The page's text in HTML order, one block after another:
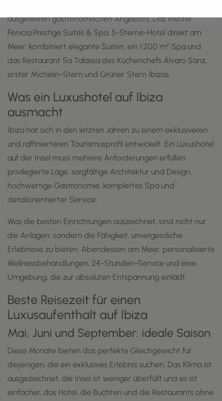
ausgefeilten gastronomischen Angebots. Das Insotel
Fenicia Prestige Suites & Spa, 5-Sterne-Hotel direkt am
Meer, kombiniert elegante Suiten, ein 1.200 m² Spa und
das Restaurant Sa Talassa des Küchenchefs Álvaro Sanz,
erster Michelin-Stern und Grüner Stern Ibizas.
Was ein Luxushotel auf Ibiza
ausmacht
Ibiza hat sich in den letzten Jahren zu einem exklusiveren
und raffinierteren Tourismusprofil entwickelt. Ein Luxushotel
auf der Insel muss mehrere Anforderungen erfüllen:
privilegierte Lage, sorgfältige Architektur und Design,
hochwertige Gastronomie, komplettes Spa und
detailorientierter Service.
Was die besten Einrichtungen auszeichnet, sind nicht nur
die Anlagen, sondern die Fähigkeit, unvergessliche
Erlebnisse zu bieten: Abendessen am Meer, personalisierte
Wellnessbehandlungen, 24-Stunden-Service und eine
Umgebung, die zur absoluten Entspannung einlädt.
Beste Reisezeit für einen
Luxusaufenthalt auf Ibiza
Mai, Juni und September: ideale Saison
Diese Monate bieten das perfekte Gleichgewicht für
diejenigen, die ein exklusives Erlebnis suchen. Das Klima ist
ausgezeichnet, die Insel ist weniger überfüllt und es ist
einfacher, das Hotel, die Buchten und die Restaurants ohne